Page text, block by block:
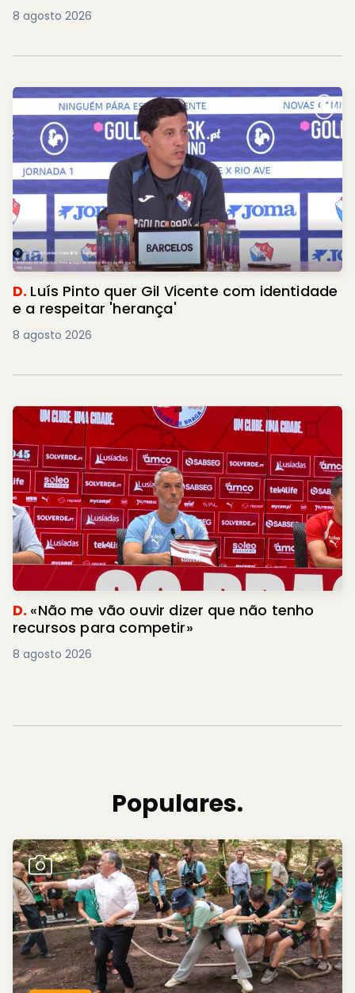
8 agosto 2026
D. Luís Pinto quer Gil Vicente com identidade
e a respeitar 'herança'
8 agosto 2026
D. «Não me vão ouvir dizer que não tenho
recursos para competir»
8 agosto 2026
Populares.